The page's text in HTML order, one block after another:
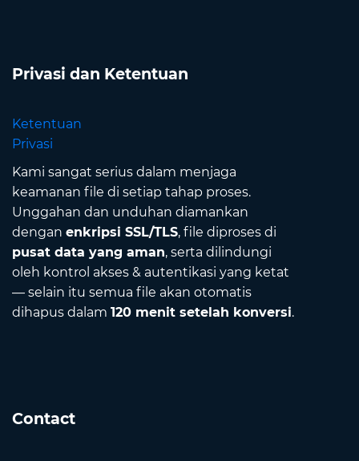
Privasi dan Ketentuan
Ketentuan
Privasi
Kami sangat serius dalam menjaga
keamanan file di setiap tahap proses.
Unggahan dan unduhan diamankan
dengan enkripsi SSL/TLS, file diproses di
pusat data yang aman, serta dilindungi
oleh kontrol akses & autentikasi yang ketat
— selain itu semua file akan otomatis
dihapus dalam 120 menit setelah konversi.
Contact